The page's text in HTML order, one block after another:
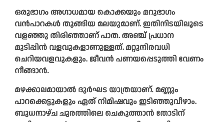
ഒരുഭാഗം അഗാധമായ കൊക്കയും മറുഭാഗം
വൻപാറകൾ തുങ്ങിയ മലയുമാണ്. ഇതിനിടയിലൂടെ
വളഞ്ഞു തിരിഞ്ഞാണ് പാത. അഞ്ച് പ്രധാന
മുടിപ്പിൻ വളവുകളാണുള്ളത്. മറ്റുനിരവധി
ചെറിയവളവുകളും. ജീവൻ പണയപ്പെടുത്തി വേണം
നീങ്ങാൻ.
മഴക്കാലമായാൽ ദുർഘട യാത്രയാണ്. മണ്ണും
പാറക്കെട്ടുകളും ഏത് നിമിഷവും ഇടിഞ്ഞുവീഴാം.
ബുധനാഴ്ച ചുരത്തിലെ ചെകുത്താൻ തോടിന്